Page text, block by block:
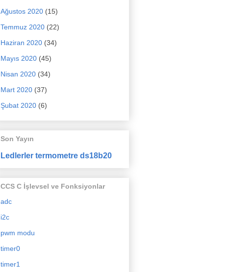
Ağustos 2020 (15)
Temmuz 2020 (22)
Haziran 2020 (34)
Mayıs 2020 (45)
Nisan 2020 (34)
Mart 2020 (37)
Şubat 2020 (6)
Son Yayın
Ledlerler termometre ds18b20
CCS C İşlevsel ve Fonksiyonlar
adc
i2c
pwm modu
timer0
timer1